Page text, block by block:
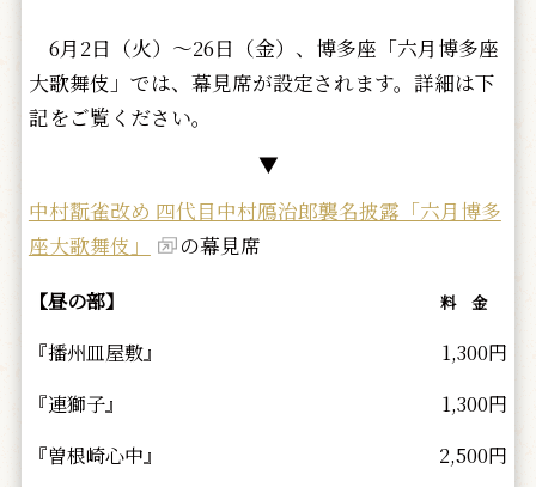
6月2日（火）～26日（金）、博多座「六月博多座
大歌舞伎」では、幕見席が設定されます。詳細は下
記をご覧ください。
▼
中村翫雀改め 四代目中村鴈治郎襲名披露「六月博多
座大歌舞伎」
の幕見席
【昼の部】 料 金
『播州皿屋敷』
1,300円
『連獅子』
1,300円
『曽根崎心中』
2,500円